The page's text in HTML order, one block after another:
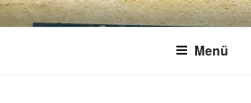
Zum
InhaltGeschenkartikel &
Menü